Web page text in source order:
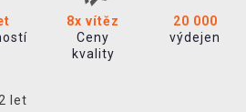
8x vítěz
Ceny
kvality
20 000
výdejen
let